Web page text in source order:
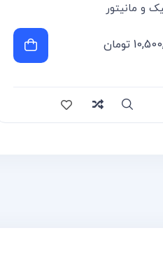
و مانیتور
تومان
مقایسه